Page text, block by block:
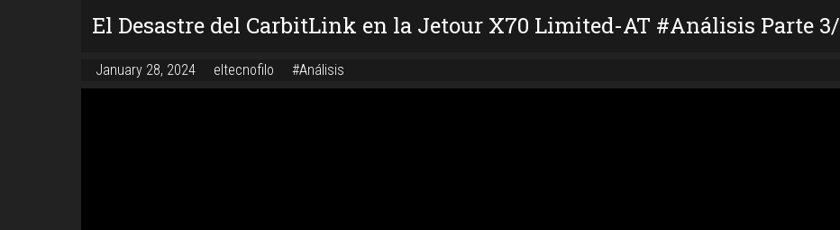
El Desastre del CarbitLink en la Jetour X70 Limited-AT #Análisis Parte
January 28, 2024 eltecnofilo #Análisis